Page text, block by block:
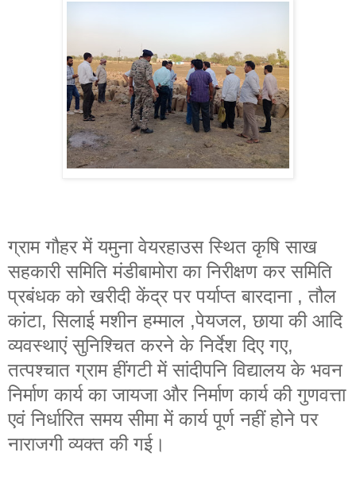
ग्राम गौहर में यमुना वेयरहाउस स्थित कृषि साख
सहकारी समिति मंडीबामोरा का निरीक्षण कर समिति
प्रबंधक को खरीदी केंद्र पर पर्याप्त बारदाना , तौल
कांटा, सिलाई मशीन हम्माल ,पेयजल, छाया की आदि
व्यवस्थाएं सुनिश्चित करने के निर्देश दिए गए,
तत्पश्चात ग्राम हींगटी में सांदीपनि विद्यालय के भवन
निर्माण कार्य का जायजा और निर्माण कार्य की गुणवत्ता
एवं निर्धारित समय सीमा में कार्य पूर्ण नहीं होने पर
नाराजगी व्यक्त की गई।